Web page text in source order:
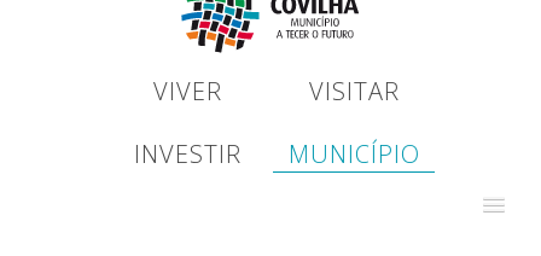
VIVER
VISITAR
INVESTIR
MUNICÍPIO